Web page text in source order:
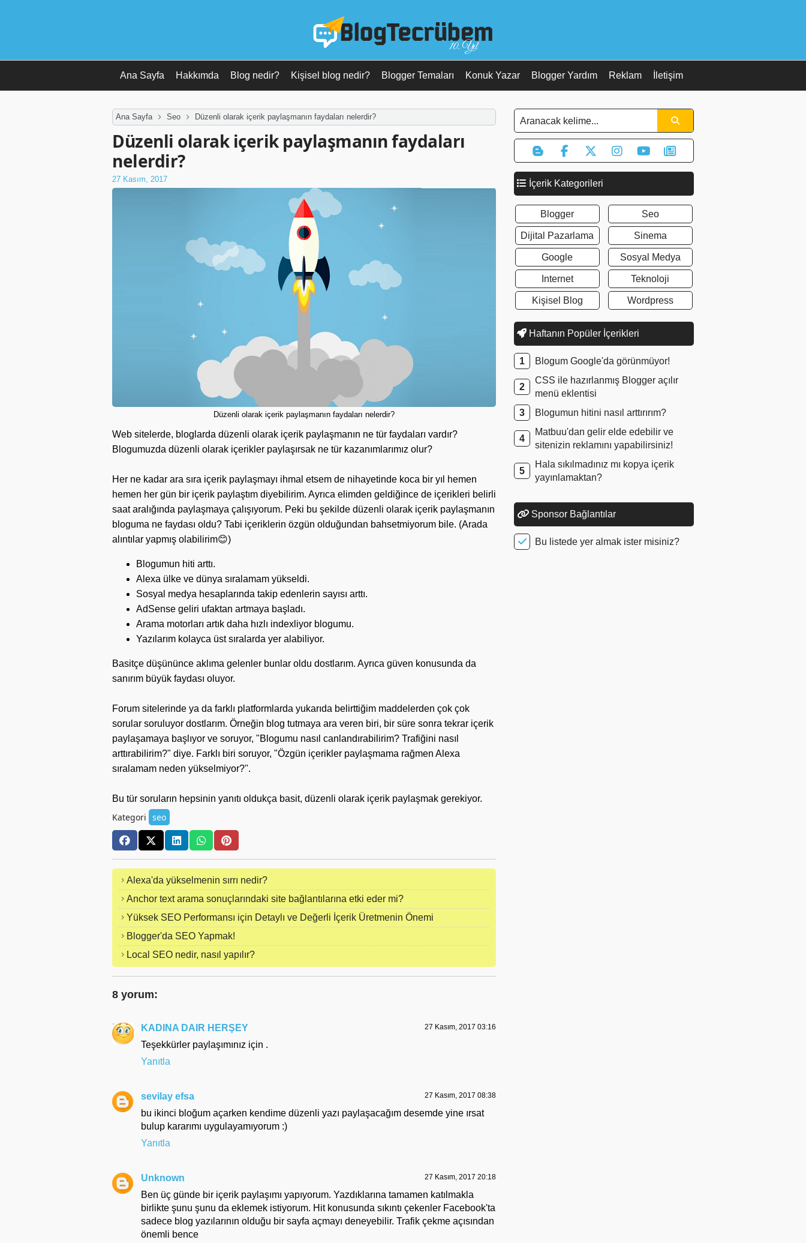
10. Yıl
Ana Sayfa Hakkımda Blog nedir? Kişisel blog nedir? Blogger Temaları Konuk Yazar Blogger Yardım Reklam İletişim
Ana Sayfa Seo Düzenli olarak içerik paylaşmanın faydaları nelerdir?
Düzenli olarak içerik paylaşmanın faydaları
nelerdir?
27 Kasım, 2017
Düzenli olarak içerik paylaşmanın faydaları nelerdir?
Web sitelerde, bloglarda düzenli olarak içerik paylaşmanın ne tür faydaları vardır?
Blogumuzda düzenli olarak içerikler paylaşırsak ne tür kazanımlarımız olur?
Her ne kadar ara sıra içerik paylaşmayı ihmal etsem de nihayetinde koca bir yıl hemen
hemen her gün bir içerik paylaştım diyebilirim. Ayrıca elimden geldiğince de içerikleri belirli
saat aralığında paylaşmaya çalışıyorum. Peki bu şekilde düzenli olarak içerik paylaşmanın
bloguma ne faydası oldu? Tabi içeriklerin özgün olduğundan bahsetmiyorum bile. (Arada
alıntılar yapmış olabilirim😊)
Blogumun hiti arttı.
Alexa ülke ve dünya sıralamam yükseldi.
Sosyal medya hesaplarında takip edenlerin sayısı arttı.
AdSense geliri ufaktan artmaya başladı.
Arama motorları artık daha hızlı indexliyor blogumu.
Yazılarım kolayca üst sıralarda yer alabiliyor.
Basitçe düşününce aklıma gelenler bunlar oldu dostlarım. Ayrıca güven konusunda da
sanırım büyük faydası oluyor.
Forum sitelerinde ya da farklı platformlarda yukarıda belirttiğim maddelerden çok çok
sorular soruluyor dostlarım. Örneğin blog tutmaya ara veren biri, bir süre sonra tekrar içerik
paylaşamaya başlıyor ve soruyor, "Blogumu nasıl canlandırabilirim? Trafiğini nasıl
arttırabilirim?" diye. Farklı biri soruyor, "Özgün içerikler paylaşmama rağmen Alexa
sıralamam neden yükselmiyor?".
Bu tür soruların hepsinin yanıtı oldukça basit, düzenli olarak içerik paylaşmak gerekiyor.
Kategori seo
Alexa'da yükselmenin sırrı nedir?
Anchor text arama sonuçlarındaki site bağlantılarına etki eder mi?
Yüksek SEO Performansı için Detaylı ve Değerli İçerik Üretmenin Önemi
Blogger'da SEO Yapmak!
Local SEO nedir, nasıl yapılır?
8 yorum:
KADINA DAIR HERŞEY 27 Kasım, 2017 03:16
Teşekkürler paylaşımınız için .
Yanıtla
sevilay efsa 27 Kasım, 2017 08:38
bu ikinci bloğum açarken kendime düzenli yazı paylaşacağım desemde yine ırsat
bulup kararımı uygulayamıyorum :)
Yanıtla
Unknown 27 Kasım, 2017 20:18
Ben üç günde bir içerik paylaşımı yapıyorum. Yazdıklarına tamamen katılmakla
birlikte şunu şunu da eklemek istiyorum. Hit konusunda sıkıntı çekenler Facebook'ta
sadece blog yazılarının olduğu bir sayfa açmayı deneyebilir. Trafik çekme açısından
önemli bence
İçerik Kategorileri
Blogger
Dijital Pazarlama
Google
Internet
Kişisel Blog
Seo
Sinema
Sosyal Medya
Teknoloji
Wordpress
Haftanın Popüler İçerikleri
Blogum Google'da görünmüyor!
CSS ile hazırlanmış Blogger açılır
menü eklentisi
Blogumun hitini nasıl arttırırım?
Matbuu'dan gelir elde edebilir ve
sitenizin reklamını yapabilirsiniz!
Hala sıkılmadınız mı kopya içerik
yayınlamaktan?
Sponsor Bağlantılar
Bu listede yer almak ister misiniz?